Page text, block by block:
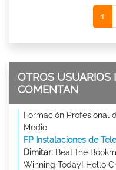
1
OTROS USUARIOS
COMENTAN
Formación Profesional
Medio
FP Instalaciones de
Dimitar: Beat the
Winning Today! Hello